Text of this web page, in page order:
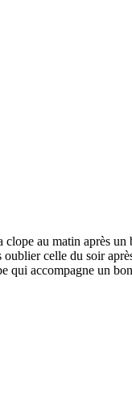
clope au matin après un
oublier celle du soir
qui accompagne un